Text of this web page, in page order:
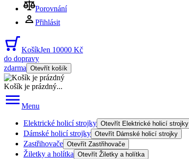
Porovnání
Přihlásit
KošíkJen 10000 Kč
do dopravy
zdarma Otevřít košík
Košík je prázdný...
Menu
Elektrické holicí strojky Otevřít Elektrické holicí strojky
Dámské holicí strojky Otevřít Dámské holicí strojky
Zastřihovače Otevřít Zastřihovače
Žiletky a holítka Otevřít Žiletky a holítka